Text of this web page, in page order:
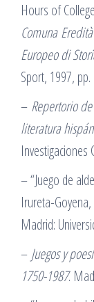
Hours of
ComunaEredità
Europeo di
Sport, 1997,
– Repertorio
literatura
Investigaciones
– “Juego de
Irureta-
Madrid:
– Juegos y
1750-1987.